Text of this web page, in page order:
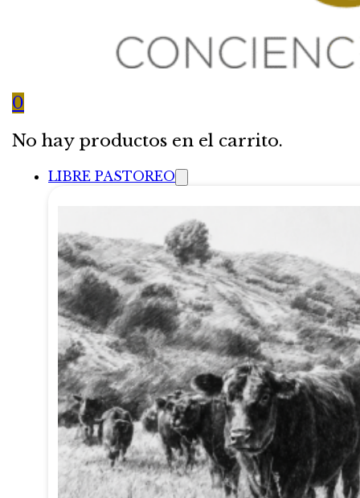
0
No hay productos en el carrito.
LIBRE PASTOREO